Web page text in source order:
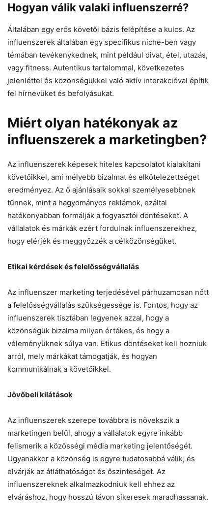
Hogyan válik valaki influenszerré?
Általában egy erős követői bázis felépítése a kulcs. Az
influenszerek általában egy specifikus niche-ben vagy
témában tevékenykednek, mint például divat, étel, utazás,
vagy fitness. Autentikus tartalommal, következetes
jelenléttel és közönségükkel való aktív interakcióval építik
fel hírnevüket és befolyásukat.
Miért olyan hatékonyak az
influenszerek a marketingben?
Az influenszerek képesek hiteles kapcsolatot kialakítani
követőikkel, ami mélyebb bizalmat és elkötelezettséget
eredményez. Az ő ajánlásaik sokkal személyesebbnek
tűnnek, mint a hagyományos reklámok, ezáltal
hatékonyabban formálják a fogyasztói döntéseket. A
vállalatok és márkák ezért fordulnak influenszerekhez,
hogy elérjék és meggyőzzék a célközönségüket.
Etikai kérdések és felelősségvállalás
Az influenszer marketing terjedésével párhuzamosan nőtt
a felelősségvállalás szükségessége is. Fontos, hogy az
influenszerek tisztában legyenek azzal, hogy a
közönségük bizalma milyen értékes, és hogy a
véleményüknek súlya van. Etikus döntéseket kell hozniuk
arról, mely márkákat támogatják, és hogyan
kommunikálnak a követőikkel.
Jövőbeli kilátások
Az influenszerek szerepe továbbra is növekszik a
marketingen belül, ahogy a vállalatok egyre inkább
felismerik a közösségi média marketing jelentőségét.
Ugyanakkor a közönség is egyre tudatosabbá válik, és
elvárják az átláthatóságot és őszinteséget. Az
influenszereknek alkalmazkodniuk kell ehhez az
elváráshoz, hogy hosszú távon sikeresek maradhassanak.